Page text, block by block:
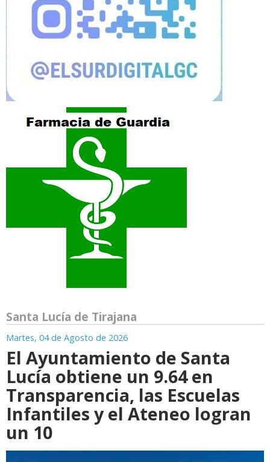
Santa Lucía de Tirajana
Martes, 04 de Agosto de 2026
El Ayuntamiento de Santa
Lucía obtiene un 9.64 en
Transparencia, las Escuelas
Infantiles y el Ateneo logran
un 10